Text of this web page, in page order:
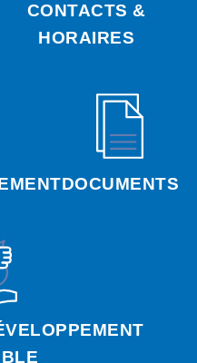
CONTACTS &
HORAIRES
DOCUMENTS